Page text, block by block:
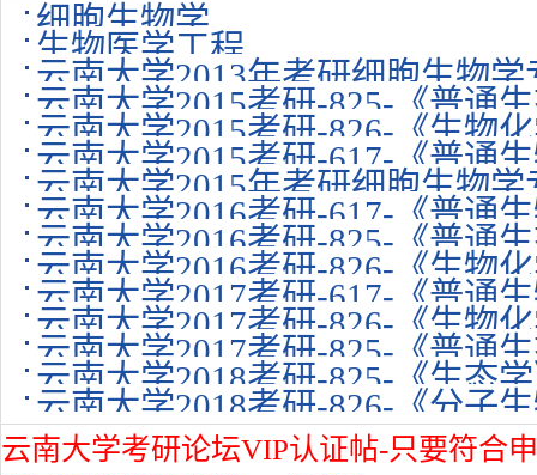
细胞生物学
生物医学工程
云南大学2013年考研细胞生物学
云南大学2015考研-825-《普通
云南大学2015考研-826-《生物
云南大学2015考研-617-《普通
云南大学2015年考研细胞生物
云南大学2016考研-617-《普通
云南大学2016考研-825-《普通
云南大学2016考研-826-《生物
云南大学2017考研-617-《普通
云南大学2017考研-826-《生物
云南大学2017考研-825-《普通
云南大学2018考研-825-《生态
云南大学2018考研-826-《分子
云南大学考研论坛VIP认证帖-只要符合